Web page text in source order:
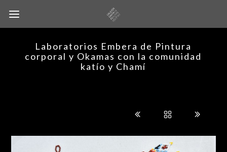
Laboratorios Embera de Pintura
corporal y Okamas con la comunidad
katío y Chamí